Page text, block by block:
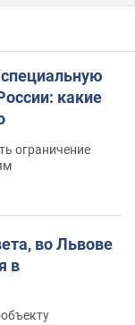
какие
ограничение
во Львове
в